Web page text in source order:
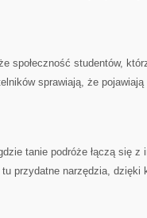
społeczność studentów,
sprawiają, że
tanie podróże łączą się z
przydatne narzędzia, dzięki